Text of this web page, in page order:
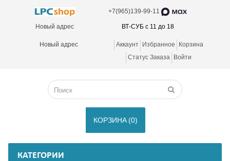
+7(965)139-99-11
Новый адрес ВТ-СУБ с 11 до 18
Новый адрес Аккаунт Избранное
Корзина
Статус Заказа
Войти
КОРЗИНА (0)
КАТЕГОРИИ